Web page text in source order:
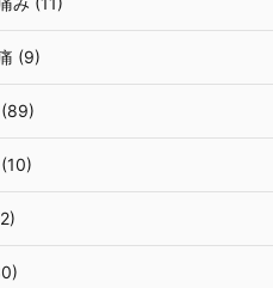
(9)
(89)